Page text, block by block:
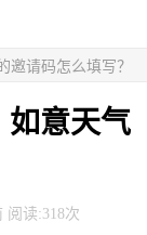
邀请码怎么填写？
如意天气
阅读:318次